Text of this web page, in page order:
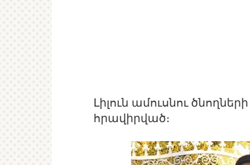
Լիլուն ամուսնու
հրավիրված։